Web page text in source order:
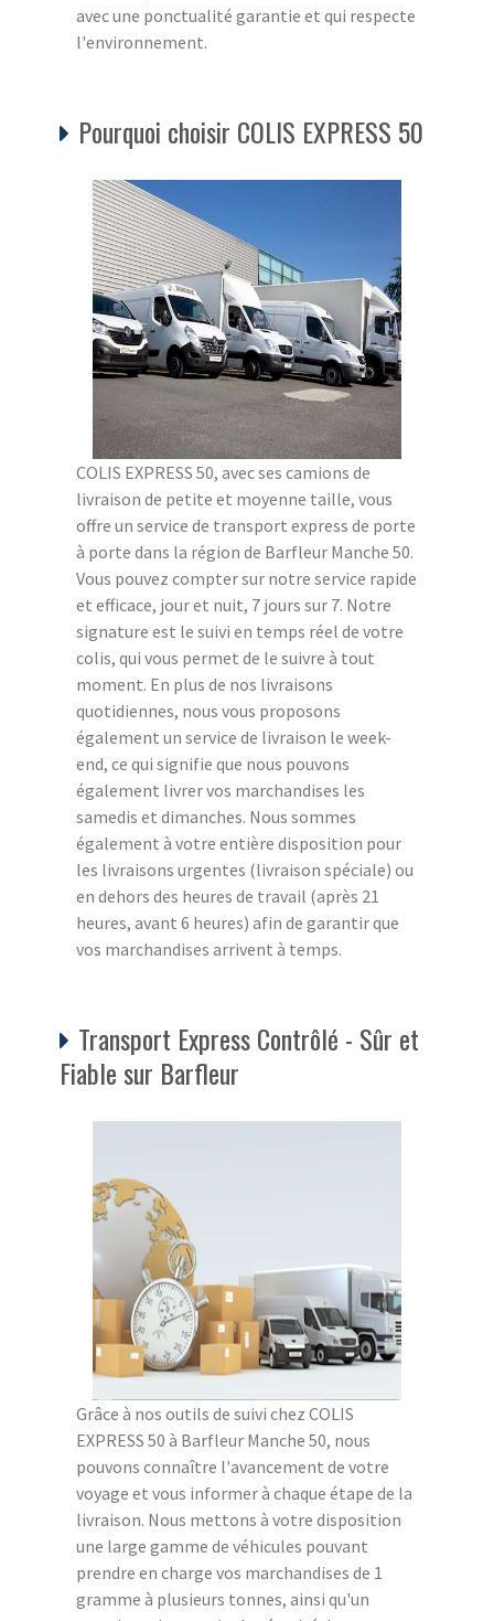
avec une ponctualité garantie et qui respecte
l'environnement.
Pourquoi choisir COLIS EXPRESS 50
COLIS EXPRESS 50, avec ses camions de
livraison de petite et moyenne taille, vous
offre un service de transport express de porte
à porte dans la région de Barfleur Manche 50.
Vous pouvez compter sur notre service rapide
et efficace, jour et nuit, 7 jours sur 7. Notre
signature est le suivi en temps réel de votre
colis, qui vous permet de le suivre à tout
moment. En plus de nos livraisons
quotidiennes, nous vous proposons
également un service de livraison le week-
end, ce qui signifie que nous pouvons
également livrer vos marchandises les
samedis et dimanches. Nous sommes
également à votre entière disposition pour
les livraisons urgentes (livraison spéciale) ou
en dehors des heures de travail (après 21
heures, avant 6 heures) afin de garantir que
vos marchandises arrivent à temps.
Transport Express Contrôlé - Sûr et
Fiable sur Barfleur
Grâce à nos outils de suivi chez COLIS
EXPRESS 50 à Barfleur Manche 50, nous
pouvons connaître l'avancement de votre
voyage et vous informer à chaque étape de la
livraison. Nous mettons à votre disposition
une large gamme de véhicules pouvant
prendre en charge vos marchandises de 1
gramme à plusieurs tonnes, ainsi qu'un